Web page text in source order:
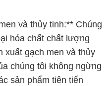
và thủy tinh:** Chúng
hóa chất chất lượng
xuất gạch men và thủy
chúng tôi không ngừng
sản phẩm tiên tiến